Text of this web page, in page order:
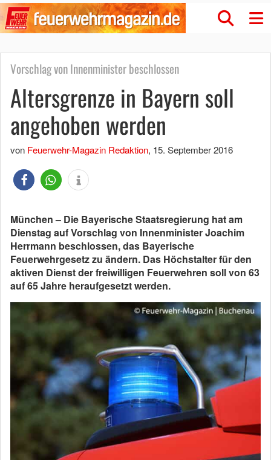
Vorschlag von Innenminister beschlossen
Altersgrenze in Bayern soll
angehoben werden
von Feuerwehr-Magazin Redaktion, 15. September 2016
München – Die Bayerische Staatsregierung hat am
Dienstag auf Vorschlag von Innenminister Joachim
Herrmann beschlossen, das Bayerische
Feuerwehrgesetz zu ändern. Das Höchstalter für den
aktiven Dienst der freiwilligen Feuerwehren soll von 63
auf 65 Jahre heraufgesetzt werden.